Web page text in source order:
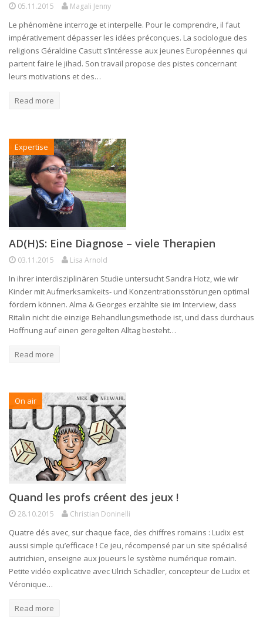
05.11.2015 Magali Jenny
Le phénomène interroge et interpelle. Pour le comprendre, il faut
impérativement dépasser les idées préconçues. La sociologue des
religions Géraldine Casutt s’intéresse aux jeunes Européennes qui
partent faire le jihad. Son travail propose des pistes concernant
leurs motivations et des…
Read more
Expertise
AD(H)S: Eine Diagnose – viele Therapien
03.11.2015 Lisa Arnold
In ihrer interdisziplinären Studie untersucht Sandra Hotz, wie wir
Kinder mit Aufmerksamkeits- und Konzentrationsstörungen optimal
fördern können. Alma & Georges erzählte sie im Interview, dass
Ritalin nicht die einzige Behandlungsmethode ist, und dass durchaus
Hoffnung auf einen geregelten Alltag besteht…
Read more
On air
Quand les profs créent des jeux !
28.10.2015 Christian Doninelli
Quatre dés avec, sur chaque face, des chiffres romains : Ludix est
aussi simple qu’efficace ! Ce jeu, récompensé par un site spécialisé
autrichien, enseigne aux joueurs le système numérique romain.
Petite vidéo explicative avec Ulrich Schädler, concepteur de Ludix et
Véronique…
Read more